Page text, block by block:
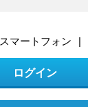
スマートフォン |
ログイン